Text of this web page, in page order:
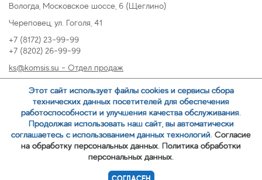
Вологда, Московское шоссе, 6 (Щеглино)
Череповец, ул. Гоголя, 41
+7 (8172) 23-99-99
+7 (8202) 26-99-99
ks@komsis.su - Отдел продаж
oz@komsis.su - Отдел закупок
ЗАКАЗАТЬ ЗВОНОК
Этот сайт использует файлы cookies и сервисы сбора
технических данных посетителей для обеспечения
работоспособности и улучшения качества обслуживания.
Продолжая использовать наш сайт, вы автоматически
соглашаетесь с использованием данных технологий. Согласие
на обработку персональных данных. Политика обработки
персональных данных.